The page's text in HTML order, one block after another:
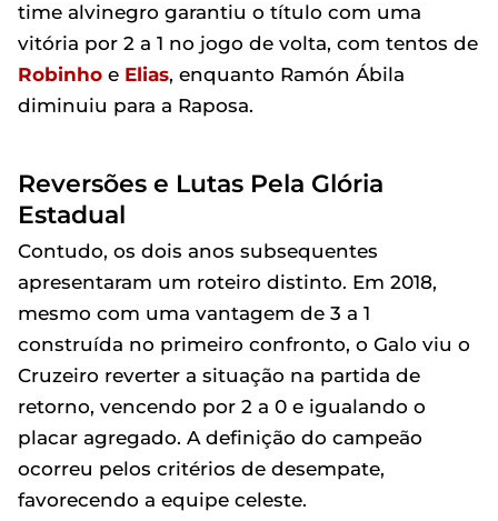
time alvinegro garantiu o título com uma
vitória por 2 a 1 no jogo de volta, com tentos de
Robinho e Elias, enquanto Ramón Ábila
diminuiu para a Raposa.
Reversões e Lutas Pela Glória
Estadual
Contudo, os dois anos subsequentes
apresentaram um roteiro distinto. Em 2018,
mesmo com uma vantagem de 3 a 1
construída no primeiro confronto, o Galo viu o
Cruzeiro reverter a situação na partida de
retorno, vencendo por 2 a 0 e igualando o
placar agregado. A definição do campeão
ocorreu pelos critérios de desempate,
favorecendo a equipe celeste.